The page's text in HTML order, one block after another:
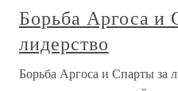
Борьба Аргоса и
лидерство
Борьба Аргоса и Спарты за